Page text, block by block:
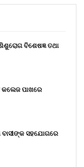
ବିଶେଷଜ୍ଞ ତଥା
କଲେଜ ପାଖରେ
ବାସୀଙ୍କ ସହଯୋଗରେ